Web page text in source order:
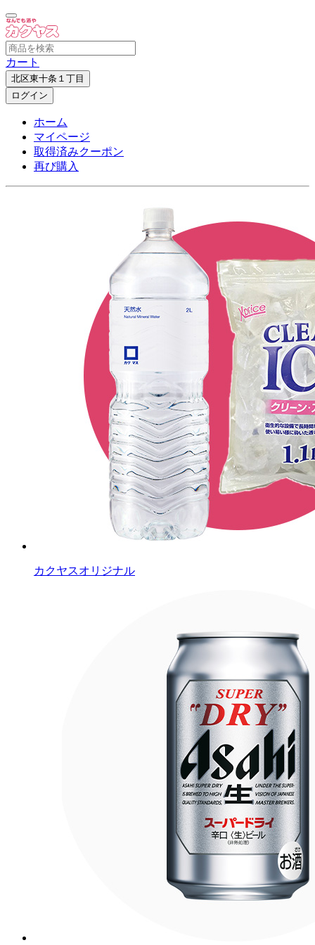
カート
北区東十条１丁目
ログイン
ホーム
マイページ
取得済みクーポン
再び購入
カクヤスオリジナル